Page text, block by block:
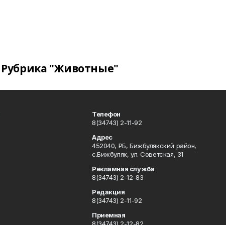
Рубрика "Животные"
Телефон
8(34743) 2-11-92
Адрес
452040, РБ, Бижбулякский район,
с.Бижбуляк, ул. Советская, 31
Рекламная служба
8(34743) 2-12-83
Редакция
8(34743) 2-11-92
Приемная